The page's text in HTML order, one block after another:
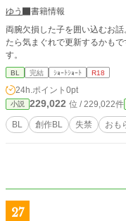
ゆう
書籍情報
両腕欠損した子を囲い込むお話。攻め視点。 ※R指定、
たら気まぐれで更新するかも
す。
BL 完結 ｼｮｰﾄｼｮｰﾄ R18
24h.ポイント 0pt
小説 229,022 位 / 229,022件
BL 創作BL 失禁 おも
27